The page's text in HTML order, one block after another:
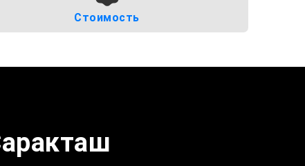
Стоимость